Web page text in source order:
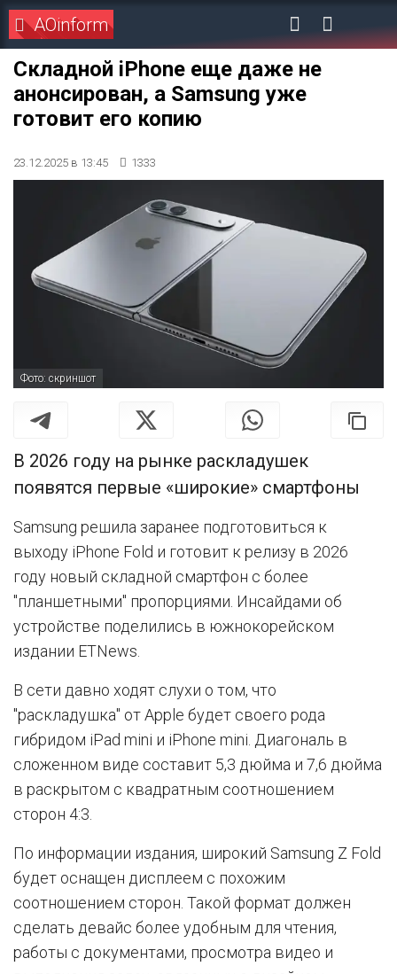
AOinform
Складной iPhone еще даже не
анонсирован, а Samsung уже
готовит его копию
23.12.2025 в 13:45 1333
Фото: скриншот
В 2026 году на рынке раскладушек
появятся первые «широкие» смартфоны
Samsung решила заранее подготовиться к
выходу iPhone Fold и готовит к релизу в 2026
году новый складной смартфон с более
"планшетными" пропорциями. Инсайдами об
устройстве поделились в южнокорейском
издании ETNews.
В сети давно ходят слухи о том, что
"раскладушка" от Apple будет своего рода
гибридом iPad mini и iPhone mini. Диагональ в
сложенном виде составит 5,3 дюйма и 7,6 дюйма
в раскрытом с квадратным соотношением
сторон 4:3.
По информации издания, широкий Samsung Z Fold
будет оснащен дисплеем с похожим
соотношением сторон. Такой формат должен
сделать девайс более удобным для чтения,
работы с документами, просмотра видео и